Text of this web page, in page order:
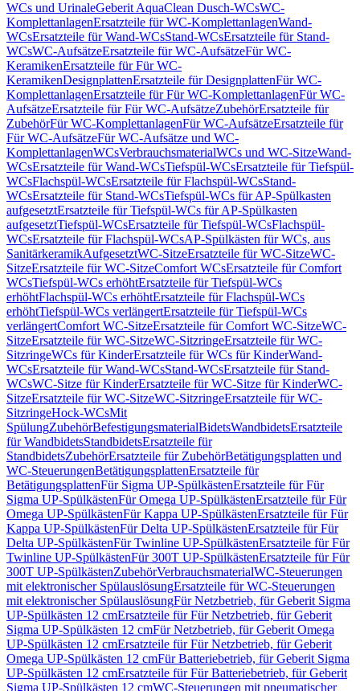
WCs und UrinaleGeberit AquaClean Dusch-WCsWC-
KomplettanlagenErsatzteile für WC-KomplettanlagenWand-
WCsErsatzteile für Wand-WCsStand-WCsErsatzteile für Stand-
WCsWC-AufsätzeErsatzteile für WC-AufsätzeFür WC-
KeramikenErsatzteile für Für WC-
KeramikenDesignplattenErsatzteile für DesignplattenFür WC-
KomplettanlagenErsatzteile für Für WC-KomplettanlagenFür WC-
AufsätzeErsatzteile für Für WC-AufsätzeZubehörErsatzteile für
ZubehörFür WC-KomplettanlagenFür WC-AufsätzeErsatzteile für
Für WC-AufsätzeFür WC-Aufsätze und WC-
KomplettanlagenWCsVerbrauchsmaterialWCs und WC-SitzeWand-
WCsErsatzteile für Wand-WCsTiefspül-WCsErsatzteile für Tiefspül-
WCsFlachspül-WCsErsatzteile für Flachspül-WCsStand-
WCsErsatzteile für Stand-WCsTiefspül-WCs für AP-Spülkasten
aufgesetztErsatzteile für Tiefspül-WCs für AP-Spülkasten
aufgesetztTiefspül-WCsErsatzteile für Tiefspül-WCsFlachspül-
WCsErsatzteile für Flachspül-WCsAP-Spülkästen für WCs, aus
SanitärkeramikAufgesetztWC-SitzeErsatzteile für WC-SitzeWC-
SitzeErsatzteile für WC-SitzeComfort WCsErsatzteile für Comfort
WCsTiefspül-WCs erhöhtErsatzteile für Tiefspül-WCs
erhöhtFlachspül-WCs erhöhtErsatzteile für Flachspül-WCs
erhöhtTiefspül-WCs verlängertErsatzteile für Tiefspül-WCs
verlängertComfort WC-SitzeErsatzteile für Comfort WC-SitzeWC-
SitzeErsatzteile für WC-SitzeWC-SitzringeErsatzteile für WC-
SitzringeWCs für KinderErsatzteile für WCs für KinderWand-
WCsErsatzteile für Wand-WCsStand-WCsErsatzteile für Stand-
WCsWC-Sitze für KinderErsatzteile für WC-Sitze für KinderWC-
SitzeErsatzteile für WC-SitzeWC-SitzringeErsatzteile für WC-
SitzringeHock-WCsMit
SpülungZubehörBefestigungsmaterialBidetsWandbidetsErsatzteile
für WandbidetsStandbidetsErsatzteile für
StandbidetsZubehörErsatzteile für ZubehörBetätigungsplatten und
WC-SteuerungenBetätigungsplattenErsatzteile für
BetätigungsplattenFür Sigma UP-SpülkästenErsatzteile für Für
Sigma UP-SpülkästenFür Omega UP-SpülkästenErsatzteile für Für
Omega UP-SpülkästenFür Kappa UP-SpülkästenErsatzteile für Für
Kappa UP-SpülkästenFür Delta UP-SpülkästenErsatzteile für Für
Delta UP-SpülkästenFür Twinline UP-SpülkästenErsatzteile für Für
Twinline UP-SpülkästenFür 300T UP-SpülkästenErsatzteile für Für
300T UP-SpülkästenZubehörVerbrauchsmaterialWC-Steuerungen
mit elektronischer SpülauslösungErsatzteile für WC-Steuerungen
mit elektronischer SpülauslösungFür Netzbetrieb, für Geberit Sigma
UP-Spülkästen 12 cmErsatzteile für Für Netzbetrieb, für Geberit
Sigma UP-Spülkästen 12 cmFür Netzbetrieb, für Geberit Omega
UP-Spülkästen 12 cmErsatzteile für Für Netzbetrieb, für Geberit
Omega UP-Spülkästen 12 cmFür Batteriebetrieb, für Geberit Sigma
UP-Spülkästen 12 cmErsatzteile für Für Batteriebetrieb, für Geberit
Sigma UP-Spülkästen 12 cmWC-Steuerungen mit pneumatischer